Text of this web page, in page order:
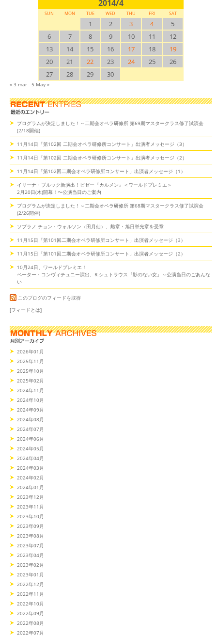
2014/4
SUN MON TUE WED THU FRI SAT
1 2 3 4
5
6
7 8 9 10 11
12
13
14 15 16 17 18
19
20
21 22 23 24 25
26
27
28 29 30
« 3 mar 5 May »
プログラムが決定しました！～二期会オペラ研修所 第69期マスタークラス修了試演会
(2/18開催)
11月14日「第102回 二期会オペラ研修所コンサート」出演者メッセージ（3）
11月14日「第102回 二期会オペラ研修所コンサート」出演者メッセージ（2）
11月14日「第102回二期会オペラ研修所コンサート」出演者メッセージ（1）
イリーナ・ブルック新演出！ビゼー『カルメン』＜ワールドプレミエ＞
2月20日(木)開幕！〜公演当日のご案内
プログラムが決定しました！～二期会オペラ研修所 第68期マスタークラス修了試演会
(2/26開催)
ソプラノ チョン・ウォルソン（田月仙）、勲章・旭日単光章を受章
11月15日「第101回二期会オペラ研修所コンサート」出演者メッセージ（3）
11月15日「第101回二期会オペラ研修所コンサート」出演者メッセージ（2）
10月24日、ワールドプレミエ！
ペーター・コンヴィチュニー演出、R.シュトラウス『影のない女』～公演当日のごあんな
い
このブログのフィードを取得
[フィードとは]
2026年01月
2025年11月
2025年10月
2025年02月
2024年11月
2024年10月
2024年09月
2024年08月
2024年07月
2024年06月
2024年05月
2024年04月
2024年03月
2024年02月
2024年01月
2023年12月
2023年11月
2023年10月
2023年09月
2023年08月
2023年07月
2023年04月
2023年02月
2023年01月
2022年12月
2022年11月
2022年10月
2022年09月
2022年08月
2022年07月